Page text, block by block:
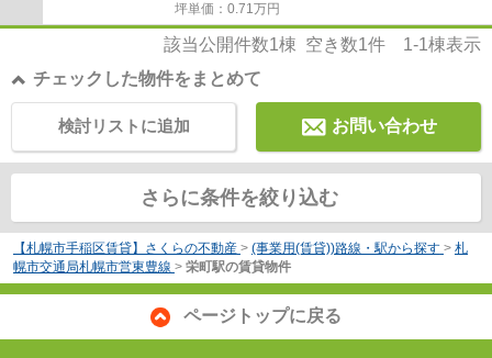
坪単価： 0.71万円
該当公開件数1棟 空き数1件 1-1棟表示
チェックした物件をまとめて
お問い合わせ
検討リストに追加
さらに条件を絞り込む
【札幌市手稲区賃貸】さくらの不動産 > (事業用(賃貸))路線・駅から探す > 札
幌市交通局札幌市営東豊線 > 栄町駅の賃貸物件
ページトップに戻る